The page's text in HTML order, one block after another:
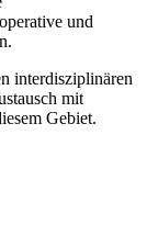
und
interdisziplinären
mit
Gebiet.